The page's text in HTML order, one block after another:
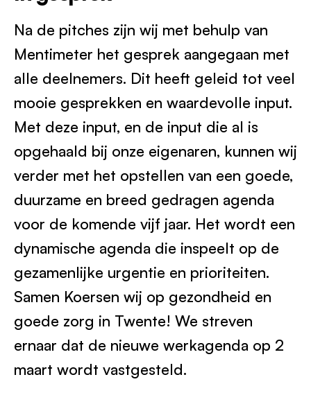
Na de pitches zijn wij met behulp van
Mentimeter het gesprek aangegaan met
alle deelnemers. Dit heeft geleid tot veel
mooie gesprekken en waardevolle input.
Met deze input, en de input die al is
opgehaald bij onze eigenaren, kunnen wij
verder met het opstellen van een goede,
duurzame en breed gedragen agenda
voor de komende vijf jaar. Het wordt een
dynamische agenda die inspeelt op de
gezamenlijke urgentie en prioriteiten.
Samen Koersen wij op gezondheid en
goede zorg in Twente! We streven
ernaar dat de nieuwe werkagenda op 2
maart wordt vastgesteld.